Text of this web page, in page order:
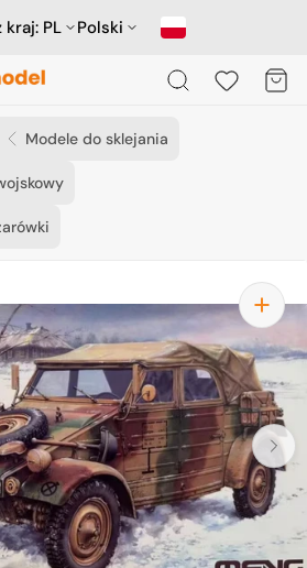
kraj: PL Polski
Koszyk
Modele do sklejania
Otwórz
media
1
w
widoku
galerii